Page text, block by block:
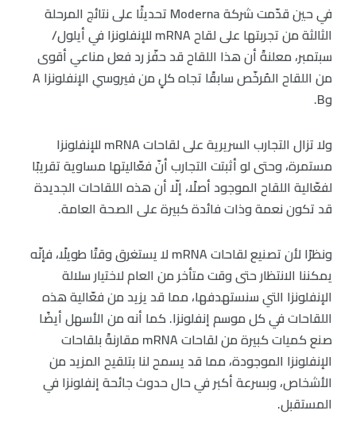
في حين قدّمت شركة Moderna تحديثًا على نتائج المرحلة
الثالثة من تجربتها على لقاح mRNA للإنفلونزا في أيلول/
سبتمبر، معلنةً أن هذا اللقاح قد حفّز رد فعل مناعي أقوى
من اللقاح المُرخّص سابقًا تجاه كلٍ من فيروسي الإنفلونزا A
وB.
ولا تزال التجارب السريرية على لقاحات mRNA للإنفلونزا
مستمرة، وحتى لو أثبتت التجارب أنّ فعّاليتها مساوية تقريبًا
لفعّالية اللقاح الموجود أصلًا، إلّا أن هذه اللقاحات الجديدة
قد تكون نعمة وذات فائدة كبيرة على الصحة العامة.
ونظرًا لأن تصنيع لقاحات mRNA لا يستغرق وقتًا طويلًا، فإنّه
يمكننا الانتظار حتى وقت متأخر من العام لاختيار سلالة
الإنفلونزا التي سنستهدفها، مما قد يزيد من فعّالية هذه
اللقاحات في كل موسم إنفلونزا. كما أنه من الأسهل أيضًا
صنع كميات كبيرة من لقاحات mRNA مقارنةً بلقاحات
الإنفلونزا الموجودة، مما قد يسمح لنا بتلقيح المزيد من
الأشخاص، وبسرعة أكبر في حال حدوث جائحة إنفلونزا في
المستقبل.